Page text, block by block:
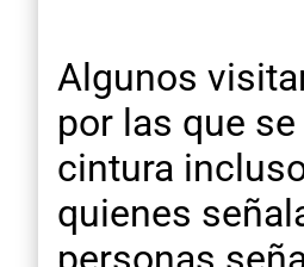
Algunos
por las que
cintura
quienes